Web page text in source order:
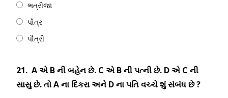
ભત્રીજા
પૌત્ર
પૌત્રી
21. A એ B ની બહેન છે. C એ B ની પત્ની છે. D એ C ની
સાસુ છે. તો A ના દિકરા અને D ના પતિ વચ્ચે શું સંબંધ છે ?